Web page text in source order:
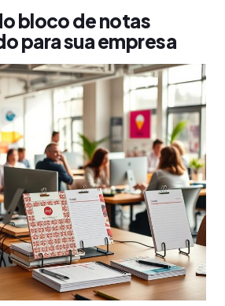
bloco de notas
para sua empresa